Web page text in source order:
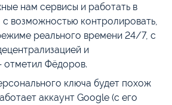
нам сервисы и работать в
возможностью контролировать,
реального времени 24/7, с
и
отметил Фёдоров.
ключа будет похож
аккаунт Google (с его